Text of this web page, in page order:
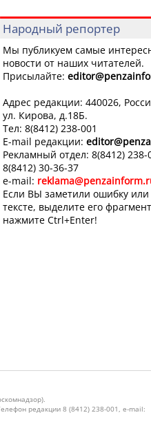
Народный репортер
Мы публикуем самые
новости от наших читателей.
Присылайте: editor
Адрес редакции: 440026,
ул. Кирова, д.18Б.
Тел: 8(8412) 238-001
E-mail редакции: editor
Рекламный отдел: 8(8412) 238-
8(8412) 30-36-37
e-mail:
Если ВЫ заметили ошибку или
тексте, выделите его
нажмите Ctrl+Enter!
редакции 8 (8412) 238-001, e-mail: